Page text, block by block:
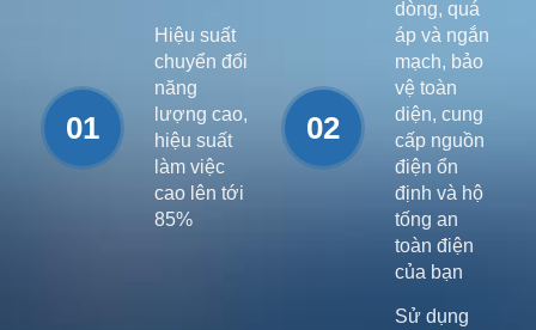
01
Hiệu suất
chuyển đổi
năng
lượng cao,
hiệu suất
làm việc
cao lên tới
85%
02
dòng, quá
áp và ngắn
mạch, bảo
vệ toàn
diện, cung
cấp nguồn
điện ổn
định và hộ
tống an
toàn điện
của bạn
Sử dụng